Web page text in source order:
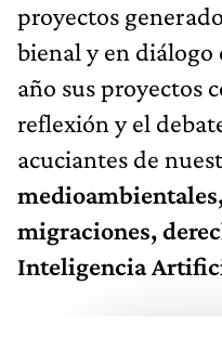
proyectos
bienal y en diálogo
año sus proyectos
reflexión y el
acuciantes de
migraciones,
Inteligencia